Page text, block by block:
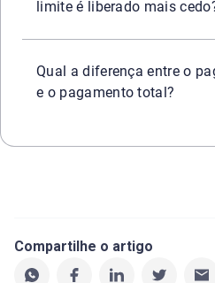
limite é liberado mais
Qual a diferença entre o
e o pagamento total?
Compartilhe o artigo